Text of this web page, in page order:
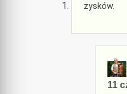
zysków.
11